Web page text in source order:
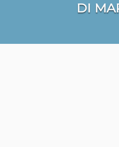
DI